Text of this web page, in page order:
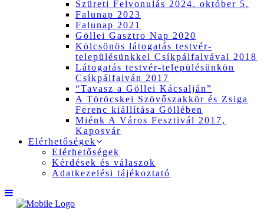
Szüreti Felvonulás 2024. október 5.
Falunap 2023
Falunap 2021
Göllei Gasztro Nap 2020
Kölcsönös látogatás testvér-
településünkkel Csíkpálfalvával 2018
Látogatás testvér-településünkön
Csíkpálfalván 2017
“Tavasz a Göllei Kácsalján”
A Töröcskei Szövőszakkör és Zsiga
Ferenc kiállítása Göllében
Miénk A Város Fesztivál 2017,
Kaposvár
Elérhetőségek
Elérhetőségek
Kérdések és válaszok
Adatkezelési tájékoztató